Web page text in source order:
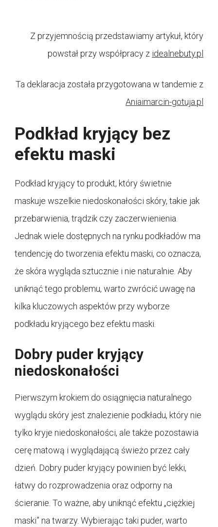
Z przyjemnością przedstawiamy artykuł, który
powstał przy współpracy z idealnebuty.pl
Ta deklaracja została przygotowana w tandemie z
Aniaimarcin-gotuja.pl
Podkład kryjący bez
efektu maski
Podkład kryjący to produkt, który świetnie
maskuje wszelkie niedoskonałości skóry, takie jak
przebarwienia, trądzik czy zaczerwienienia.
Jednak wiele dostępnych na rynku podkładów ma
tendencję do tworzenia efektu maski, co oznacza,
że skóra wygląda sztucznie i nie naturalnie. Aby
uniknąć tego problemu, warto zwrócić uwagę na
kilka kluczowych aspektów przy wyborze
podkładu kryjącego bez efektu maski.
Dobry puder kryjący
niedoskonałości
Pierwszym krokiem do osiągnięcia naturalnego
wyglądu skóry jest znalezienie podkładu, który nie
tylko kryje niedoskonałości, ale także pozostawia
cerę matową i wyglądającą świeżo przez cały
dzień. Dobry puder kryjący powinien być lekki,
łatwy do rozprowadzenia oraz odporny na
ścieranie. To ważne, aby uniknąć efektu „ciężkiej
maski” na twarzy. Wybierając taki puder, warto